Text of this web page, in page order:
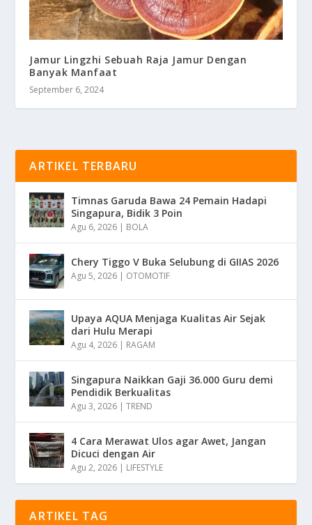
Jamur Lingzhi Sebuah Raja Jamur Dengan
Banyak Manfaat
September 6, 2024
ARTIKEL TERBARU
Timnas Garuda Bawa 24 Pemain Hadapi
Singapura, Bidik 3 Poin
Agu 6, 2026 | BOLA
Chery Tiggo V Buka Selubung di GIIAS 2026
Agu 5, 2026 | OTOMOTIF
Upaya AQUA Menjaga Kualitas Air Sejak
dari Hulu Merapi
Agu 4, 2026 | RAGAM
Singapura Naikkan Gaji 36.000 Guru demi
Pendidik Berkualitas
Agu 3, 2026 |TREND
4 Cara Merawat Ulos agar Awet, Jangan
Dicuci dengan Air
Agu 2, 2026 | LIFESTYLE
ARTIKEL TAG